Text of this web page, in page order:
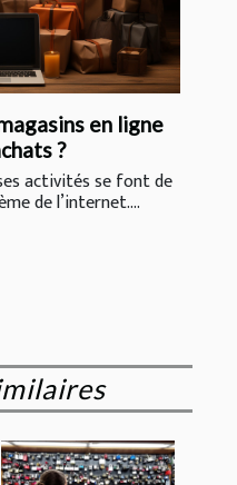
en ligne
?
activités se font de
de l’internet....